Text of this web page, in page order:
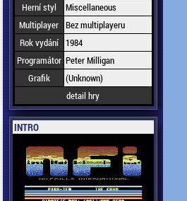
Herní styl
Miscellaneous
Multiplayer Bez multiplayeru
Rok vydání
1984
Programátor Peter Milligan
Grafik
(Unknown)
detail hry
INTRO